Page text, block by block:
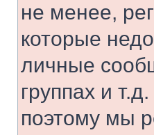
не менее,
которые
личные
группах и
поэтому мы